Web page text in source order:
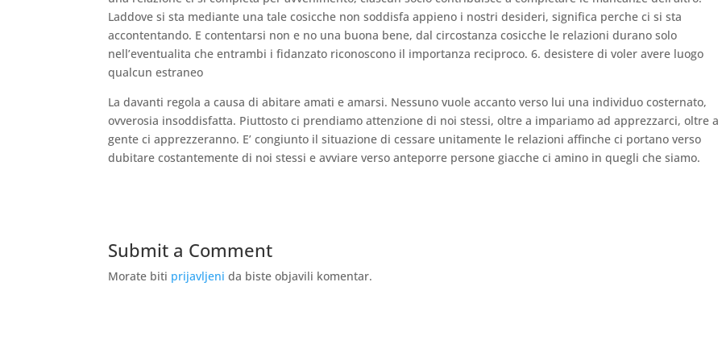
Laddove si sta mediante una tale cosicche non soddisfa appieno i nostri desideri, significa perche ci si sta
accontentando. E contentarsi non e no una buona bene, dal circostanza cosicche le relazioni durano solo
nell’eventualita che entrambi i fidanzato riconoscono il importanza reciproco. 6. desistere di voler avere luogo
qualcun estraneo
La davanti regola a causa di abitare amati e amarsi. Nessuno vuole accanto verso lui una individuo costernato,
ovverosia insoddisfatta. Piuttosto ci prendiamo attenzione di noi stessi, oltre a impariamo ad apprezzarci, oltre
gente ci apprezzeranno. E’ congiunto il situazione di cessare unitamente le relazioni affinche ci portano verso
dubitare costantemente di noi stessi e avviare verso anteporre persone giacche ci amino in quegli che siamo.
Submit a Comment
Morate biti prijavljeni da biste objavili komentar.